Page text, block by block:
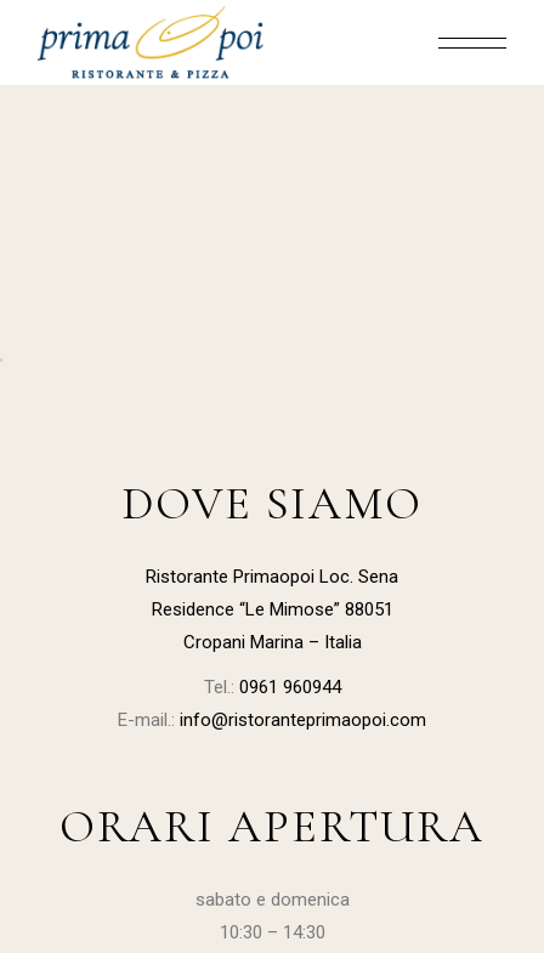
DOVE SIAMO
Ristorante Primaopoi Loc. Sena
Residence “Le Mimose” 88051
Cropani Marina – Italia
Tel.: 0961 960944
E-mail.: info@ristoranteprimaopoi.com
ORARI APERTURA
sabato e domenica
10:30 – 14:30